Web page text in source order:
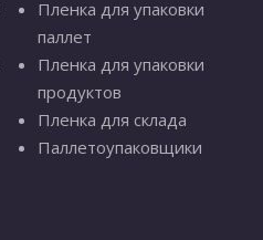
Пленка для упаковки
паллет
Пленка для упаковки
продуктов
Пленка для склада
Паллетоупаковщики